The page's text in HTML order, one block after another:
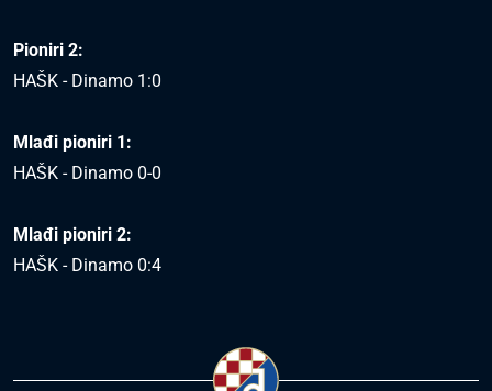
Pioniri 2:
HAŠK - Dinamo 1:0
Mlađi pioniri 1:
HAŠK - Dinamo 0-0
Mlađi pioniri 2:
HAŠK - Dinamo 0:4